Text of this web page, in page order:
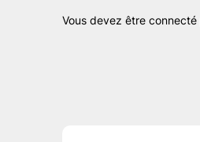
Vous devez être connecté